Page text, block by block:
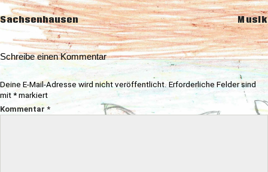
Beitragsnavigation
Sachsenhausen Musik
Schreibe einen Kommentar
Deine E-Mail-Adresse wird nicht veröffentlicht. Erforderliche Felder sind
mit *markiert
Kommentar *